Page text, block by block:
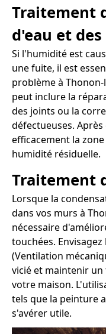
Traitement
d'eau et
Si l'humidité est
une fuite, il est
problème à Thonon-
peut inclure la
des joints ou la
défectueuses.
efficacement la
humidité résiduelle.
Traitement
Lorsque la
dans vos murs à
nécessaire
touchées.
(Ventilation
vicié et maintenir
votre maison.
tels que la peinture
s'avérer utile.